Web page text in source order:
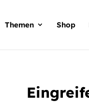
Themen Shop